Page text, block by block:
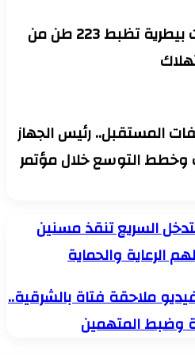
حماية للمستهلك.. حملات بيطرية تظبط 223 طن من
المستقبل.. رئيس الجهاز
التوسع خلال مؤتمر
السريع تنقذ مسنين
الرعاية والحماية
ملاحقة فتاة بالشرقية..
وضبط المتهمين